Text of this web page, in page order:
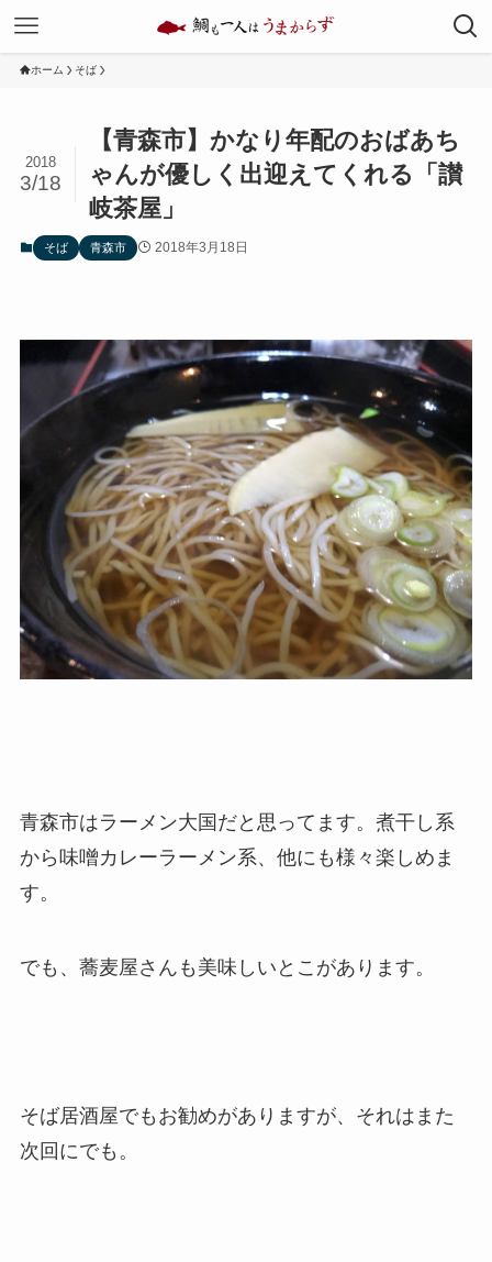
ホーム そば
【青森市】かなり年配のおばあち
ゃんが優しく出迎えてくれる「讃
岐茶屋」
2018
3/18
そば 青森市 2018年3月18日
青森市はラーメン大国だと思ってます。煮干し系
から味噌カレーラーメン系、他にも様々楽しめま
す。
でも、蕎麦屋さんも美味しいとこがあります。
そば居酒屋でもお勧めがありますが、それはまた
次回にでも。